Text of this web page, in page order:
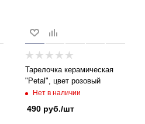
Тарелочка керамическая
"Petal", цвет розовый
Нет в наличии
490 руб./шт